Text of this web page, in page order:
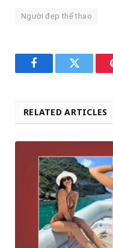
Người đẹp thể thao
FacebookTwitter
RELATED ARTICLES